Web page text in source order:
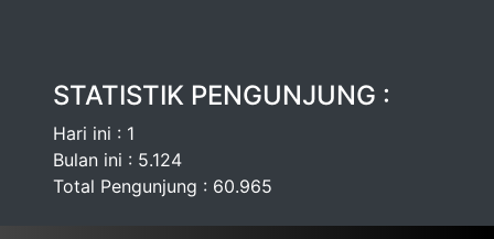
STATISTIK PENGUNJUNG :
Hari ini : 1
Bulan ini : 5.124
Total Pengunjung : 60.965